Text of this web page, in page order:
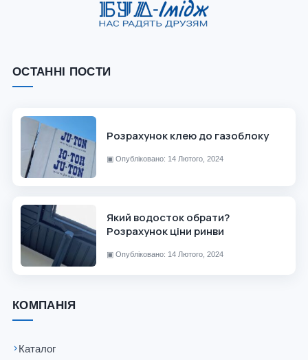
ОСТАННІ ПОСТИ
Розрахунок клею до газоблоку
▣ Опубліковано: 14 Лютого, 2024
Який водосток обрати?
Розрахунок ціни ринви
▣ Опубліковано: 14 Лютого, 2024
КОМПАНІЯ
Каталог